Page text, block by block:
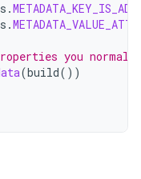
.
.
you
(build())